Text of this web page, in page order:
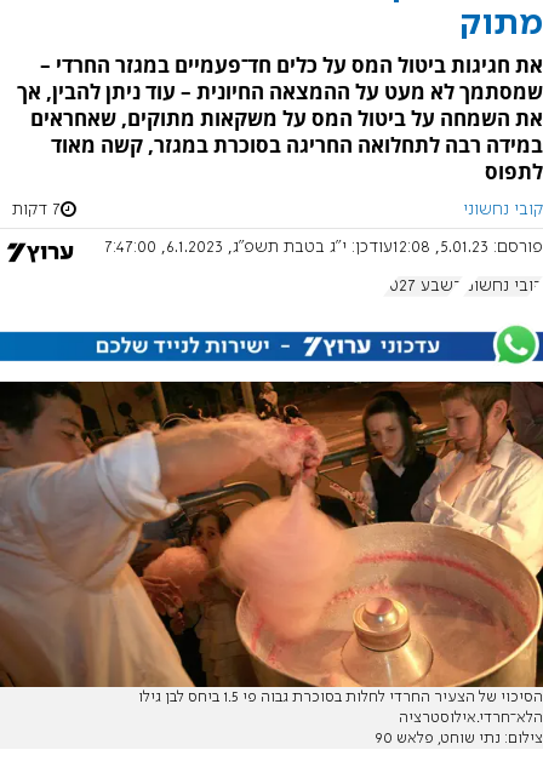
מתוק
את חגיגות ביטול המס על כלים חד־פעמיים במגזר החרדי –
שמסתמך לא מעט על ההמצאה החיונית – עוד ניתן להבין, אך
את השמחה על ביטול המס על משקאות מתוקים, שאחראים
במידה רבה לתחלואה החריגה בסוכרת במגזר, קשה מאוד
לתפוס
קובי נחשוני 7 דקות
פורסם: 5.01.23, 12:08 עודכן: י"ג בטבת תשפ"ג, 6.1.2023, 7:47:00
קובי נחשוני בשבע 1027
הסיכוי של הצעיר החרדי לחלות בסוכרת גבוה פי 1.5 ביחס לבן גילו
הלא־חרדי.אילוסטרציה
צילום: נתי שוחט, פלאש 90